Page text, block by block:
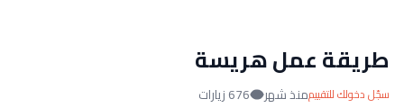
طريقة عمل هريسة
سجّل دخولك للتقييممنذ شهر 676 زيارات